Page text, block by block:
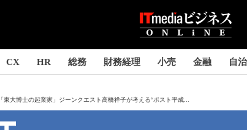
CX HR 総務 財務経理 小売 金融 自
「東大博士の起業家」ジーンクエスト高橋祥子が考える“ポスト平成...